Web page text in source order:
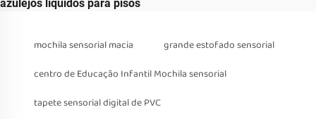
azulejos líquidos para pisos
mochila sensorial macia
grande estofado sensorial
centro de Educação Infantil Mochila sensorial
tapete sensorial digital de PVC